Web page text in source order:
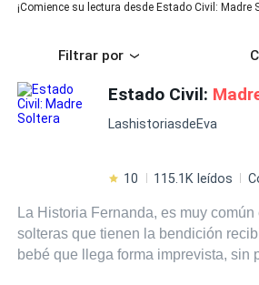
¡Comience su lectura desde Estado Civil: Madre
Filtrar por
Estado Civil:
LashistoriasdeEva
10 115.1K leídos
La Historia Fernanda, es muy común entre tantas mujeres
solteras que tienen la bendición recibir en su vientre un
bebé que llega forma imprevista, sin previo aviso. Aún